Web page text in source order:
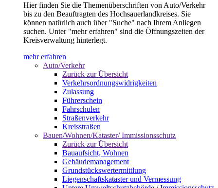
Hier finden Sie die Themenüberschriften von Auto/Verkehr
bis zu den Beauftragten des Hochsauerlandkreises. Sie
können natürlich auch über "Suche" nach Ihrem Anliegen
suchen. Unter "mehr erfahren" sind die Öffnungszeiten der
Kreisverwaltung hinterlegt.
mehr erfahren
Auto/Verkehr
Zurück zur Übersicht
Verkehrsordnungswidrigkeiten
Zulassung
Führerschein
Fahrschulen
Straßenverkehr
Kreisstraßen
Bauen/Wohnen/Kataster/ Immissionsschutz
Zurück zur Übersicht
Bauaufsicht, Wohnen
Gebäudemanagement
Grundstückswertermittlung
Liegenschaftskataster und Vermessung